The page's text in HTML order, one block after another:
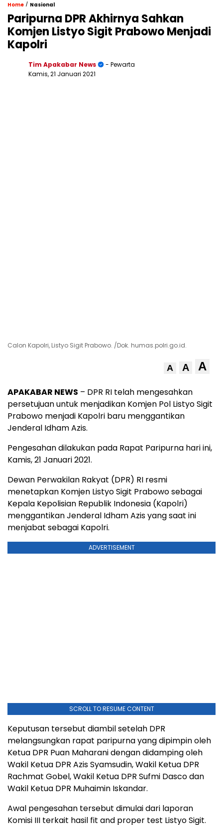
Home / Nasional
Paripurna DPR Akhirnya Sahkan
Komjen Listyo Sigit Prabowo Menjadi
Kapolri
Tim Apakabar News
- Pewarta
Kamis, 21 Januari 2021
Calon Kapolri, Listyo Sigit Prabowo. /Dok. humas.polri.go.id.
A A A
APAKABAR NEWS – DPR RI telah mengesahkan
persetujuan untuk menjadikan Komjen Pol Listyo Sigit
Prabowo menjadi Kapolri baru menggantikan
Jenderal Idham Azis.
Pengesahan dilakukan pada Rapat Paripurna hari ini,
Kamis, 21 Januari 2021.
Dewan Perwakilan Rakyat (DPR) RI resmi
menetapkan Komjen Listyo Sigit Prabowo sebagai
Kepala Kepolisian Republik Indonesia (Kapolri)
menggantikan Jenderal Idham Azis yang saat ini
menjabat sebagai Kapolri.
ADVERTISEMENT
SCROLL TO RESUME CONTENT
Keputusan tersebut diambil setelah DPR
melangsungkan rapat paripurna yang dipimpin oleh
Ketua DPR Puan Maharani dengan didamping oleh
Wakil Ketua DPR Azis Syamsudin, Wakil Ketua DPR
Rachmat Gobel, Wakil Ketua DPR Sufmi Dasco dan
Wakil Ketua DPR Muhaimin Iskandar.
Awal pengesahan tersebut dimulai dari laporan
Komisi III terkait hasil fit and proper test Listyo Sigit.